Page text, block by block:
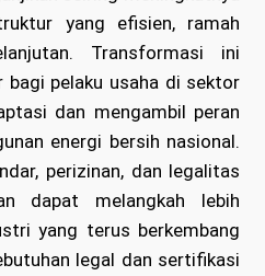
yang efisien, ramah
Transformasi ini
bagi pelaku usaha di sektor
dan mengambil peran
energi bersih nasional.
perizinan, dan legalitas
dapat melangkah lebih
yang terus berkembang
legal dan sertifikasi